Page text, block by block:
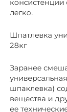
консистенции
легко.
Шпатлевка
28кг
Заранее
шпаклевка)
вещества и
ее